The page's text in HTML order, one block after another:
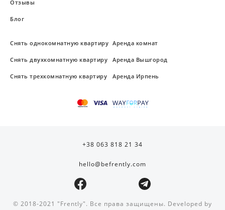
Отзывы
Блог
Снять однокомнатную квартиру
Снять двухкомнатную квартиру
Снять трехкомнатную квартиру
Аренда комнат
Аренда Вышгород
Аренда Ирпень
+38 063 818 21 34
hello@befrently.com
© 2018-2021 "Frently". Все права защищены. Developed by